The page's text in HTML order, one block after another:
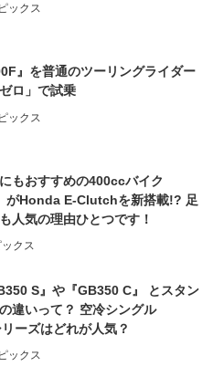
ックス
』を普通のツーリングライダー
ロ」で試乗
ックス
にもおすすめの400ccバイク
がHonda E-Clutchを新搭載!? 足
人気の理由ひとつです！
ックス
S』や『GB350 C』 とスタン
違いって？ 空冷シングル
リーズはどれが人気？
ックス